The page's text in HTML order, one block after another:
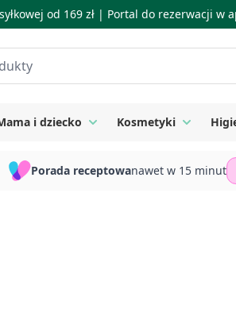
od 169 zł | Portal do rezerwacji w
submenu for Suplementy
i dziecko Toggle submenu for Mama i
Kosmetyki Toggle
Porada receptowanawet w 15 minut